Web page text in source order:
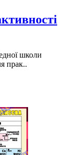
школи
прак..